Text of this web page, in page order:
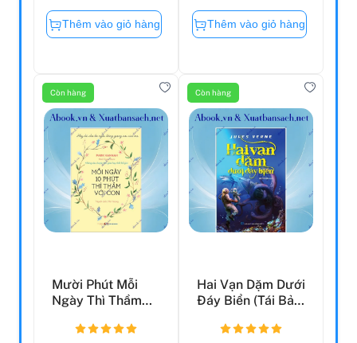
Thêm vào giỏ hàng Thêm vào giỏ hàng
Còn hàng
Mười Phút Mỗi
Ngày Thì Thầm
Câu Ch...
Còn hàng
Hai Vạn Dặm Dưới
Đáy Biển (Tái Bản